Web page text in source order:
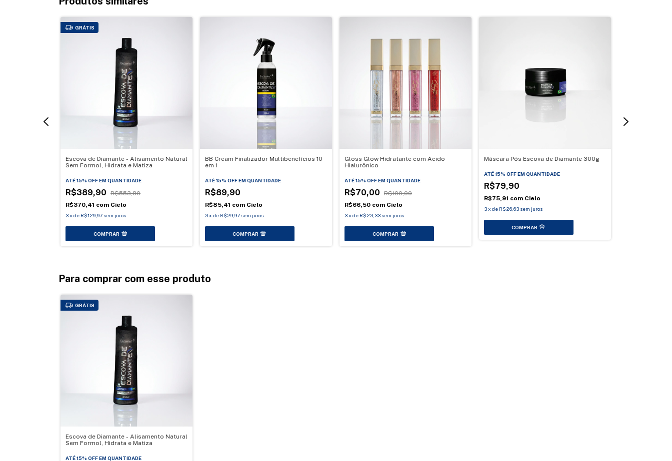
GRÁTIS
Escova de Diamante - Alisamento Natural
Sem Formol, Hidrata e Matiza
ATÉ 15% OFFEM QUANTIDADE
R$389,90
R$553,80
R$370,41 com Cielo
3x de R$129,97 sem juros
COMPRAR
BB Cream Finalizador Multibenefícios 10
em 1
ATÉ 15% OFFEM QUANTIDADE
R$89,90
R$85,41 com Cielo
3x de R$29,97 sem juros
Gloss Glow Hidratante com Ácido
Hialurônico
ATÉ 15% OFFEM QUANTIDADE
R$70,00
R$100,00
R$66,50 com Cielo
3x de R$23,33 sem juros
COMPRAR
Máscara Pós Escova de Diamante 300g
ATÉ 15% OFFEM QUANTIDADE
R$79,90
R$75,91 com Cielo
3x de R$26,63 sem juros
Para comprar com esse produto
GRÁTIS
Escova de Diamante - Alisamento Natural
Sem Formol, Hidrata e Matiza
ATÉ 15% OFFEM QUANTIDADE